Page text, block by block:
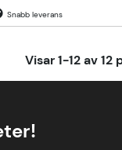
Visar1-12av12